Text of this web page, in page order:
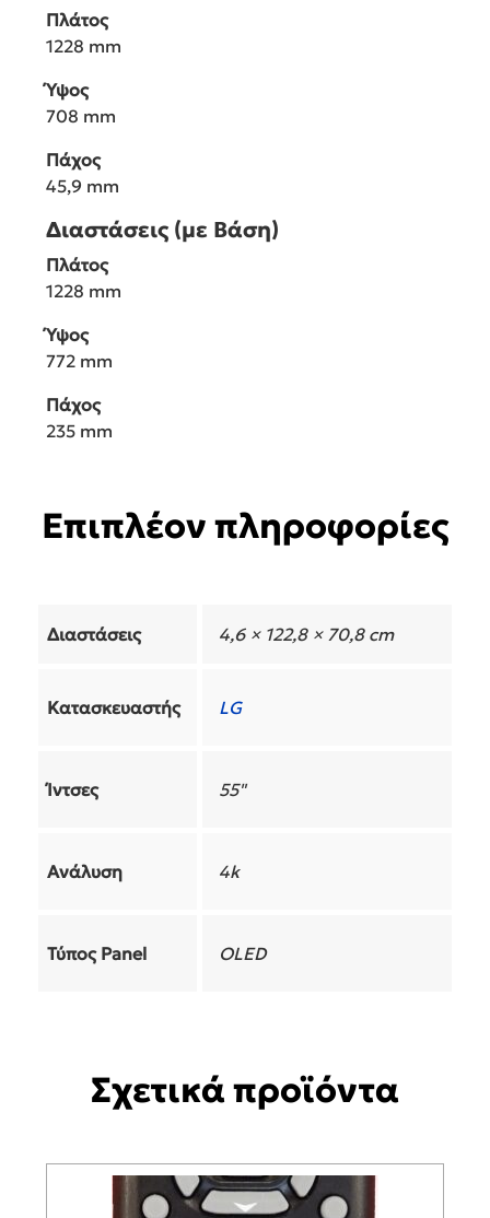
Πλάτος
1228 mm
Ύψος
708 mm
Πάχος
45,9 mm
Διαστάσεις (με Βάση)
Πλάτος
1228 mm
Ύψος
772 mm
Πάχος
235 mm
Επιπλέον πληροφορίες
Διαστάσεις 4,6 × 122,8 × 70,8 cm
Κατασκευαστής LG
Ίντσες 55"
Ανάλυση 4k
Τύπος Panel OLED
Σχετικά προϊόντα